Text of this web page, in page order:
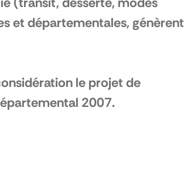
et départementales, génèrent
le projet de
2007.